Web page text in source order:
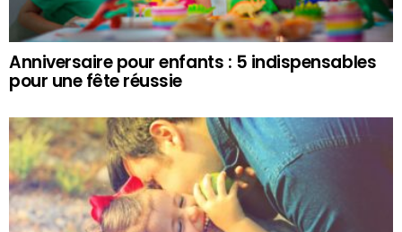
Anniversaire pour enfants : 5 indispensables
pour une fête réussie